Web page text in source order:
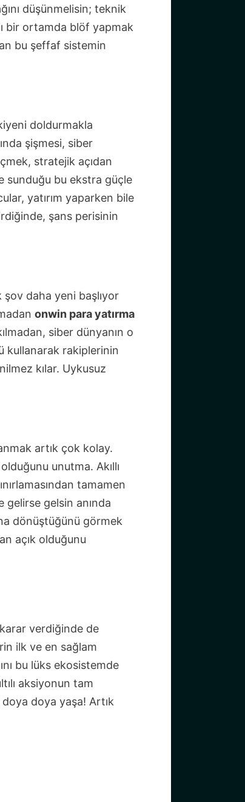
düşünmelisin; teknik
bir ortamda blöf yapmak
bu şeffaf sistemin
doldurmakla
şişmesi, siber
stratejik açıdan
sunduğu bu ekstra güçle
yatırım yaparken bile
şans perisinin
daha yeni başlıyor
onwin para yatırma
siber dünyanın o
kullanarak rakiplerinin
kılar. Uykusuz
artık çok kolay.
unutma. Akıllı
tamamen
gelsin anında
dönüştüğünü görmek
açık olduğunu
verdiğinde de
ilk ve en sağlam
bu lüks ekosistemde
aksiyonun tam
doya yaşa! Artık